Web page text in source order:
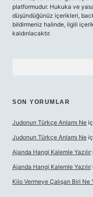
platformudur. Hukuka ve
düşündüğünüz içerikleri,
bildirmeniz halinde, ilgili
kaldırılacaktır.
SON YORUMLAR
Judonun Türkçe Anlamı Ne
Judonun Türkçe Anlamı Ne
Ajanda Hangi Kalemle Yazılır
Ajanda Hangi Kalemle Yazılır
Kilo Vermeye Çalışan Biri Ne